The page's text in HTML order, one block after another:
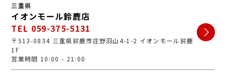
三重県
イオンモール鈴鹿店
TEL 059-375-5131
〒513-0834 三重県鈴鹿市庄野羽山4-1-2 イオンモール鈴鹿
1F
営業時間 10:00 - 21:00